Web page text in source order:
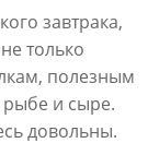
завтрака,
только
полезным
и сыре.
довольны.